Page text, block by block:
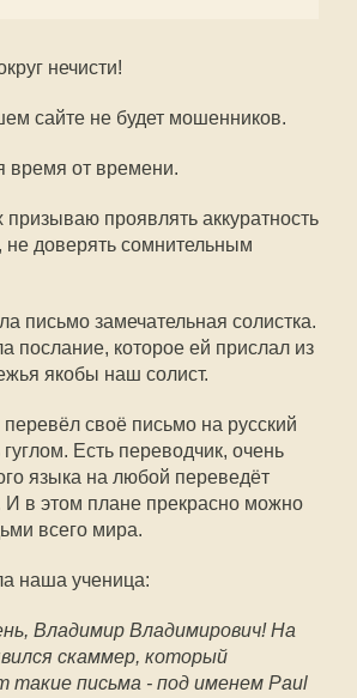
нечисти!
сайте не будет мошенников.
время от времени.
призываю проявлять аккуратность
не доверять сомнительным
письмо замечательная солистка.
послание, которое ей прислал из
якобы наш солист.
своё письмо на русский
Есть переводчик, очень
языка на любой переведёт
в этом плане прекрасно можно
всего мира.
наша ученица:
Владимир Владимирович! На
скаммер, который
такие письма - под именем Paul